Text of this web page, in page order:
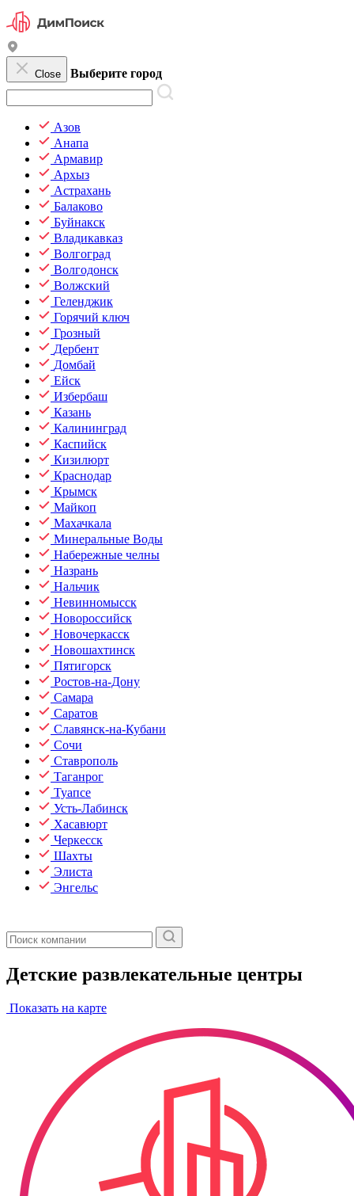
Close Выберите город
Азов
Анапа
Армавир
Архыз
Астрахань
Балаково
Буйнакск
Владикавказ
Волгоград
Волгодонск
Волжский
Геленджик
Горячий ключ
Грозный
Дербент
Домбай
Ейск
Избербаш
Казань
Калининград
Каспийск
Кизилюрт
Краснодар
Крымск
Майкоп
Махачкала
Минеральные Воды
Набережные челны
Назрань
Нальчик
Невинномысск
Новороссийск
Новочеркасск
Новошахтинск
Пятигорск
Ростов-на-Дону
Самара
Саратов
Славянск-на-Кубани
Сочи
Ставрополь
Таганрог
Туапсе
Усть-Лабинск
Хасавюрт
Черкесск
Шахты
Элиста
Энгельс
Детские развлекательные центры
Показать на карте